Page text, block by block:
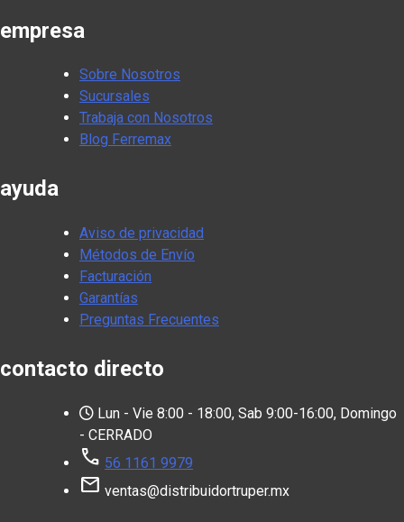
empresa
Sobre Nosotros
Sucursales
Trabaja con Nosotros
Blog Ferremax
ayuda
Aviso de privacidad
Métodos de Envío
Facturación
Garantías
Preguntas Frecuentes
contacto directo
Lun - Vie 8:00 - 18:00, Sab 9:00-16:00, Domingo
- CERRADO
call 56 1161 9979
mail ventas@distribuidortruper.mx